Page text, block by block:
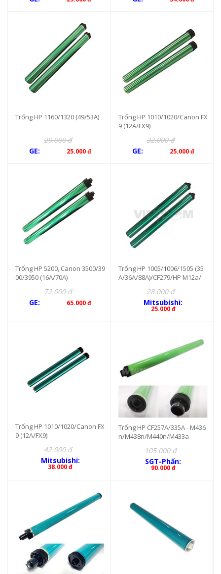
Trống HP 1160/1320 (49/53A)
29.000 đ
GE:
25.000 đ
Trống HP 1010/1020/Canon FX
9 (12A/FX9)
32.000 đ
GE:
25.000 đ
Trống HP 5200, Canon 3500/39
00/3950 (16A/70A)
72.000 đ
GE:
65.000 đ
Trống HP 1005/1006/1505 (35
A/36A/88A)/CF279/HP M12a/
28.000 đ
Mitsubishi:
25.000 đ
Trống HP 1010/1020/Canon FX
9 (12A/FX9)
42.000 đ
Mitsubishi:
38.000 đ
Trống HP CF257A/335A - M436
n/M438n/M440n/M433a
105.000 đ
SGT-Phấn:
90.000 đ